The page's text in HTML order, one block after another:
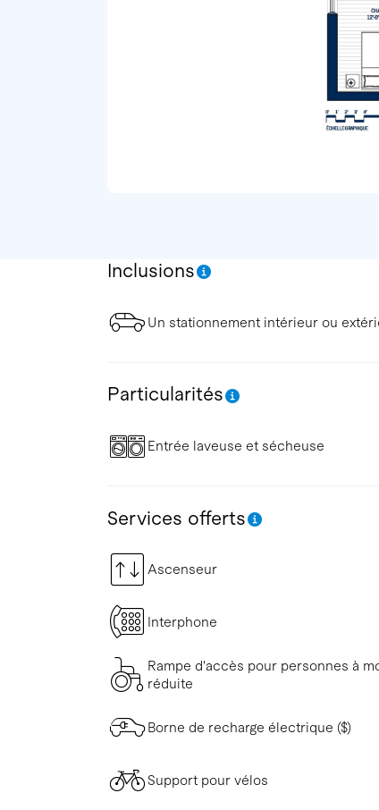
Inclusions
Un stationnement intérieur ou
Particularités
Entrée laveuse et sécheuse
Services offerts
Ascenseur
Interphone
Rampe d'accès pour personnes à
réduite
Borne de recharge électrique ($)
Support pour vélos